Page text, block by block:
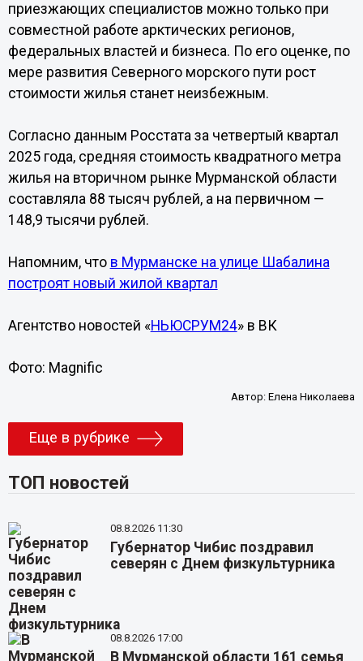
приезжающих специалистов можно только при
совместной работе арктических регионов,
федеральных властей и бизнеса. По его оценке, по
мере развития Северного морского пути рост
стоимости жилья станет неизбежным.
Согласно данным Росстата за четвертый квартал
2025 года, средняя стоимость квадратного метра
жилья на вторичном рынке Мурманской области
составляла 88 тысяч рублей, а на первичном —
148,9 тысячи рублей.
Напомним, что в Мурманске на улице Шабалина
построят новый жилой квартал
Агентство новостей «НЬЮСРУМ24» в ВК
Фото: Magnific
Автор:Елена Николаева
Еще в рубрике
ТОП новостей
08.8.2026 11:30
Губернатор Чибис поздравил
северян с Днем физкультурника
08.8.2026 17:00
В Мурманской области 161 семья